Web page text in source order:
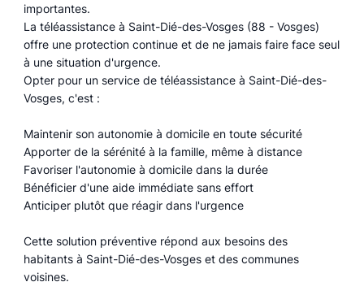
importantes.
La téléassistance à Saint-Dié-des-Vosges (88 - Vosges)
offre une protection continue et de ne jamais faire face seul
à une situation d'urgence.
Opter pour un service de téléassistance à Saint-Dié-des-
Vosges, c'est :
Maintenir son autonomie à domicile en toute sécurité
Apporter de la sérénité à la famille, même à distance
Favoriser l'autonomie à domicile dans la durée
Bénéficier d'une aide immédiate sans effort
Anticiper plutôt que réagir dans l'urgence
Cette solution préventive répond aux besoins des
habitants à Saint-Dié-des-Vosges et des communes
voisines.